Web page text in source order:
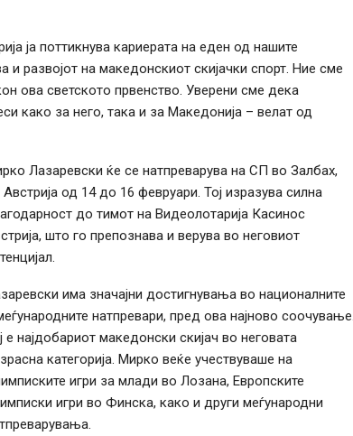
ја поттикнува кариерата на еден од нашите
и развојот на македонскиот скијачки спорт. Ние сме
ова светското првенство. Уверени сме дека
како за него, така и за Македонија – велат од
Лазаревски ќе се натпреварува на СП во Залбах,
од 14 до 16 февруари. Тој изразува силна
до тимот на Видеолотарија Касинос
што го препознава и верува во неговиот
има значајни достигнувања во националните
натпревари, пред ова најново соочување.
е најдобариот македонски скијач во неговата
категорија. Мирко веќе учествуваше на
игри за млади во Лозана, Европските
игри во Финска, како и други меѓународни